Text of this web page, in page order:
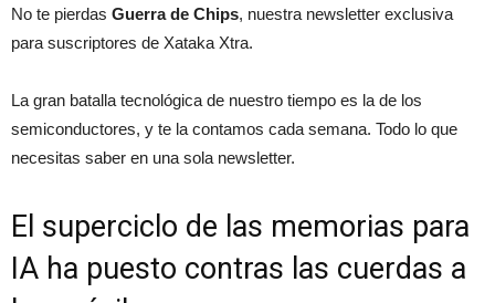
No te pierdas Guerra de Chips, nuestra newsletter exclusiva
para suscriptores de Xataka Xtra.
La gran batalla tecnológica de nuestro tiempo es la de los
semiconductores, y te la contamos cada semana. Todo lo que
necesitas saber en una sola newsletter.
El superciclo de las memorias para
IA ha puesto contras las cuerdas a